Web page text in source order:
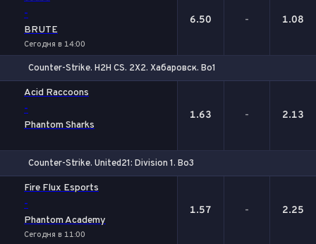
-
BRUTE
Сегодня в 14:00
6.50 - 1.08
Counter-Strike. H2H CS. 2X2. Хабаровск. Bo1
Acid Raccoons
-
Phantom Sharks
1.63 - 2.13
Counter-Strike. United21: Division 1. Bo3
Fire Flux Esports
-
Phantom Academy
Сегодня в 11:00
1.57 - 2.25